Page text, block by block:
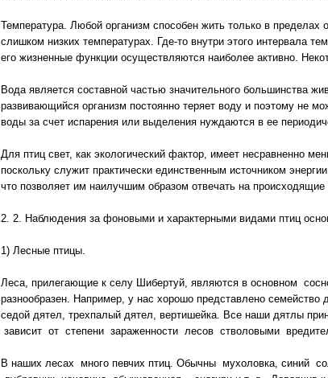
Температура. Любой организм способен жить только в
слишком низких температурах. Где-то внутри этого интервала
его жизненные функции осуществляются наиболее активно.
Вода является составной частью значительного большинства
развивающийся организм постоянно теряет воду и поэтому не
воды за счет испарения или выделения нуждаются в ее
Для птиц свет, как экологический фактор, имеет несравненно
поскольку служит практически единственным источником
что позволяет им наилучшим образом отвечать на
2. 2. Наблюдения за фоновыми и характерными видами птиц
1) Лесные птицы.
Леса, прилегающие к селу Шибертуй, являются в основном
разнообразен. Например, у нас хорошо представлено
седой дятел, трехпалый дятел, вертишейка. Все наши дятлы
зависит от степени зараженности лесов стволовыми
В наших лесах много певчих птиц. Обычны мухоловка, синий